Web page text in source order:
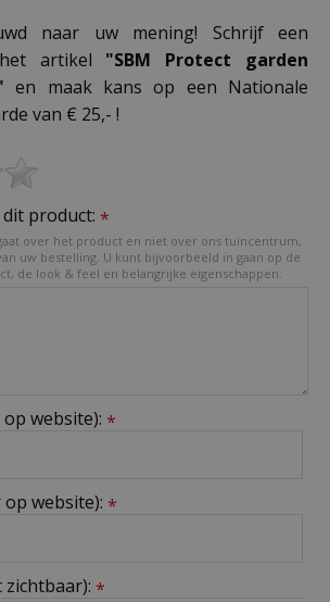
naar uw mening! Schrijf een
artikel "SBM Protect garden
en maak kans op een Nationale
van € 25,- !
product: *
over het product en niet over ons tuincentrum,
uw bestelling. U kunt bijvoorbeeld in gaan op de
de look & feel en belangrijke eigenschappen.
website): *
website): *
zichtbaar): *